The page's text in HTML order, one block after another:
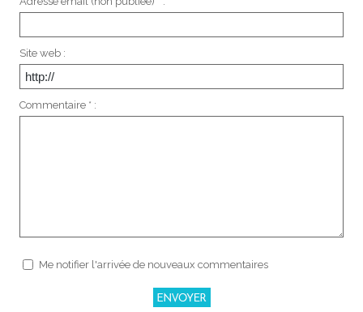
Site web :
Commentaire * :
Me notifier l'arrivée de nouveaux commentaires